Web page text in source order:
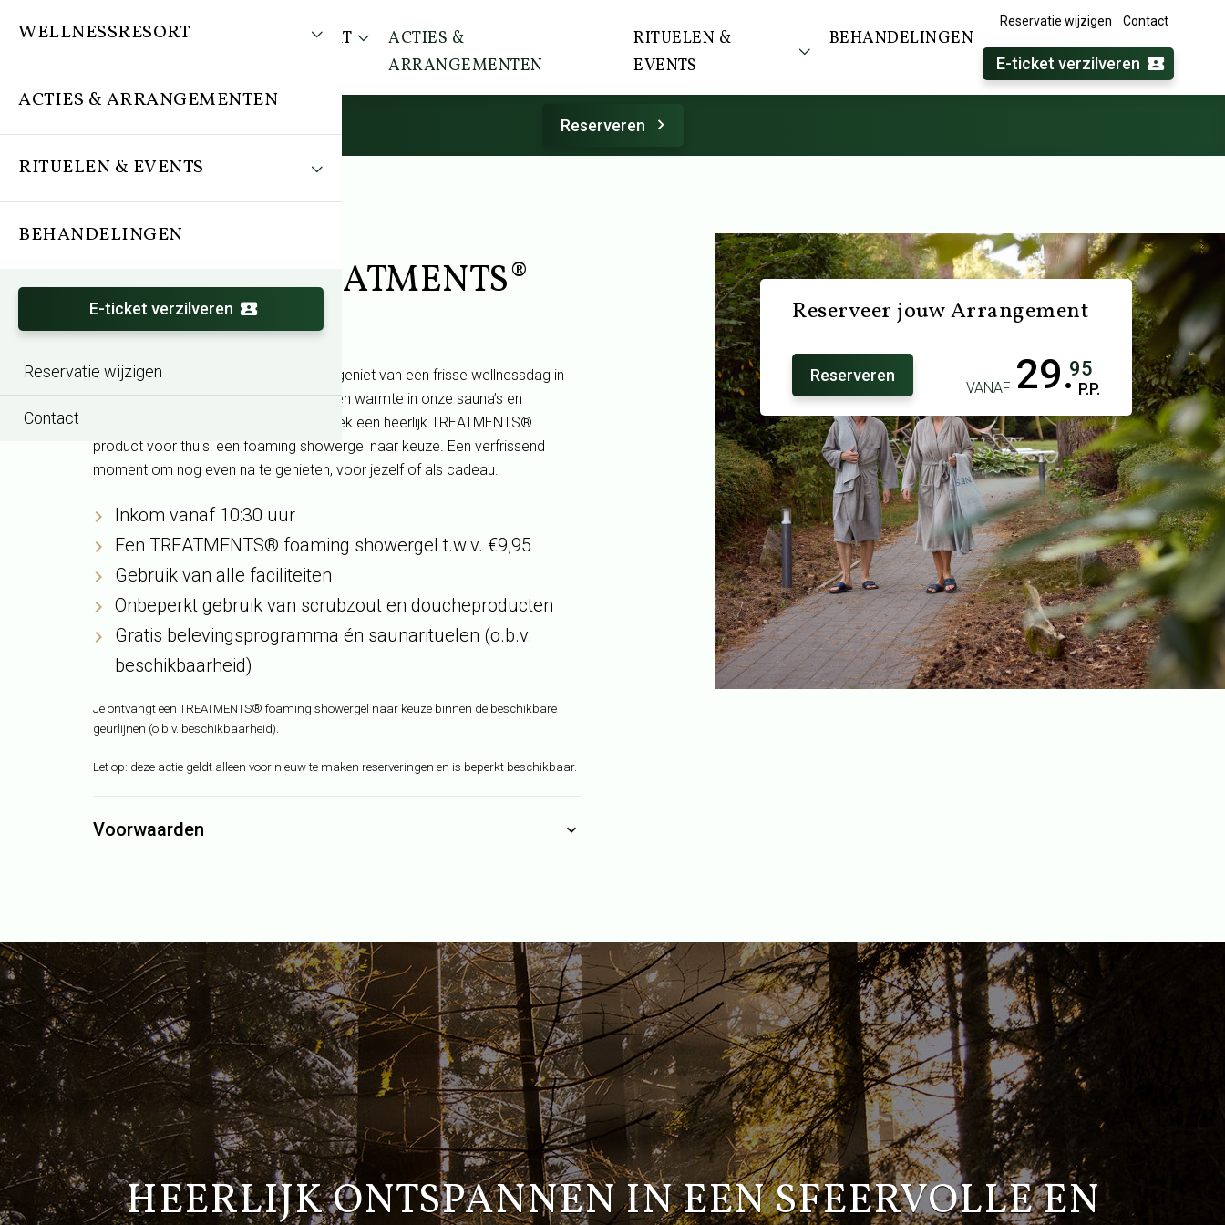
Reservatie wijzigen Contact
WELLNESSRESORT
ACTIES &
ARRANGEMENTEN
RITUELEN &
EVENTS
BEHANDELINGEN
E-ticket verzilveren
WELLNESSRESORT
ACTIES & ARRANGEMENTEN
RITUELEN & EVENTS
BEHANDELINGEN
E-ticket verzilveren
Reservatie wijzigen
Contact
Reserveren
Lenteactie TREATMENTS®
Ontsnap aan de drukte van alledag en geniet van een frisse wellnessdag in
lentesfeer. Laat je omringen door rust en warmte in onze sauna’s en
wellnessfaciliteiten en ontvang bij vertrek een heerlijk TREATMENTS®
product voor thuis: een foaming showergel naar keuze. Een verfrissend
moment om nog even na te genieten, voor jezelf of als cadeau.
Inkom vanaf 10:30 uur
Een TREATMENTS® foaming showergelt.w.v. €9,95
Gebruik van alle faciliteiten
Onbeperkt gebruik van scrubzout en doucheproducten
Gratis belevingsprogramma én saunarituelen (o.b.v.
beschikbaarheid)
Je ontvangt een TREATMENTS® foaming showergel naar keuze binnen de beschikbare
geurlijnen (o.b.v. beschikbaarheid).
Let op: deze actie geldt alleen voor nieuw te maken reserveringen en is beperkt beschikbaar.
Voorwaarden
Reserveer jouw Arrangement
Reserveren
VANAF 29.95
P.P.
HEERLIJK ONTSPANNEN IN EEN SFEERVOLLE EN